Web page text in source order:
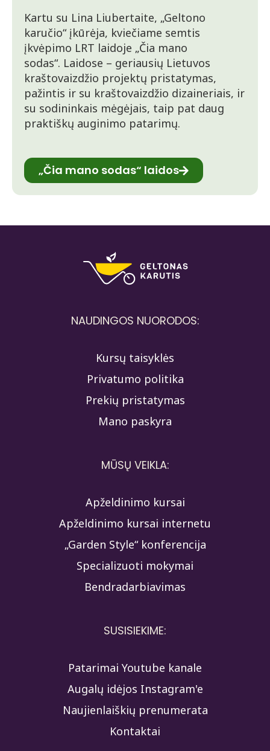
Kartu su Lina Liubertaite, „Geltono
karučio“ įkūrėja, kviečiame semtis
įkvėpimo LRT laidoje „Čia mano
sodas“. Laidose – geriausių Lietuvos
kraštovaizdžio projektų pristatymas,
pažintis ir su kraštovaizdžio dizaineriais, ir
su sodininkais mėgėjais, taip pat daug
praktiškų auginimo patarimų.
„Čia mano sodas“ laidos
NAUDINGOS NUORODOS:
Kursų taisyklės
Privatumo politika
Prekių pristatymas
Mano paskyra
MŪSŲ VEIKLA:
Apželdinimo kursai
Apželdinimo kursai internetu
„Garden Style“ konferencija
Specializuoti mokymai
Bendradarbiavimas
SUSISIEKIME:
Patarimai Youtube kanale
Augalų idėjos Instagram'e
Naujienlaiškių prenumerata
Kontaktai